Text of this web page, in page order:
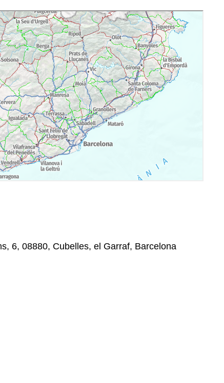
6, 08880, Cubelles, el Garraf, Barcelona